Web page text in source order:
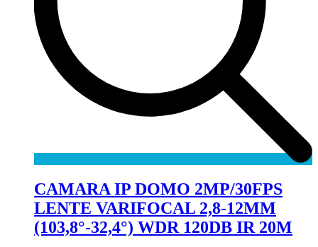
CAMARA IP DOMO 2MP/30FPS
LENTE VARIFOCAL 2,8-12MM
(103,8°-32,4°) WDR 120DB IR 20M